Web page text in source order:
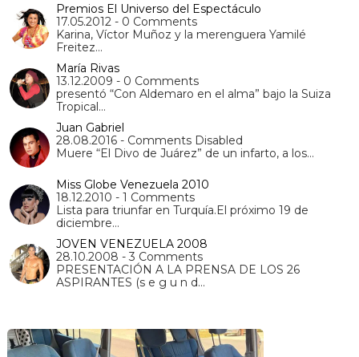
Premios El Universo del Espectáculo
17.05.2012 - 0 Comments
Karina, Víctor Muñoz y la merenguera Yamilé
Freitez…
María Rivas
13.12.2009 - 0 Comments
presentó “Con Aldemaro en el alma” bajo la Suiza
Tropical…
Juan Gabriel
28.08.2016 - Comments Disabled
Muere “El Divo de Juárez” de un infarto, a los…
Miss Globe Venezuela 2010
18.12.2010 - 1 Comments
Lista para triunfar en Turquía.El próximo 19 de
diciembre…
JOVEN VENEZUELA 2008
28.10.2008 - 3 Comments
PRESENTACIÓN A LA PRENSA DE LOS 26
ASPIRANTES (s e g u n d…